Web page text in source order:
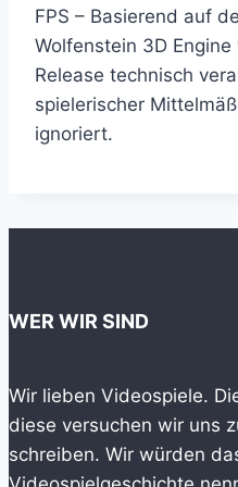
FPS – Basierend auf
Wolfenstein 3D
Release technisch
spielerischer
ignoriert.
WER WIR SIND
Wir lieben Videospiele.
diese versuchen wir uns
schreiben. Wir würden